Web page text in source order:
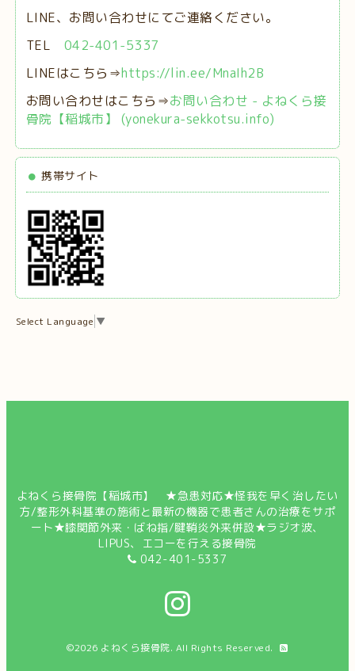
LINE、お問い合わせにてご連絡ください。
TEL 042-401-5337
LINEはこちら⇒https://lin.ee/MnaIh2B
お問い合わせはこちら⇒お問い合わせ - よねくら接
骨院【稲城市】 (yonekura-sekkotsu.info)
携帯サイト
Select Language ▼
よねくら接骨院【稲城市】 ★急患対応★怪我を早く治したい
方/整形外科基準の施術と最新の機器で患者さんの治療をサポ
ート★膝関節外来・ばね指/腱鞘炎外来併設★ラジオ波、
LIPUS、エコーを行える接骨院
042-401-5337
©2026 よねくら接骨院. All Rights Reserved.